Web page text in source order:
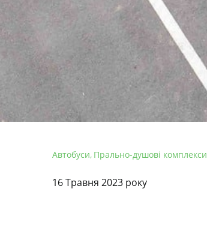
Автобуси Прально-душові комплекси
16 Травня 2023 року